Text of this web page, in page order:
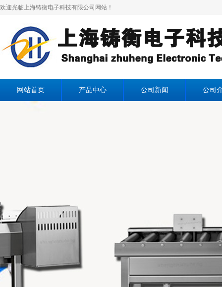
欢迎光临上海铸衡电子科技有限公司网站！
网站首页 产品中心 公司新闻 公司